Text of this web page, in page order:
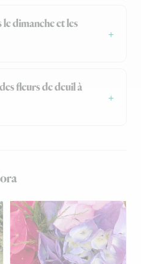
dimanche et les
fleurs de deuil à